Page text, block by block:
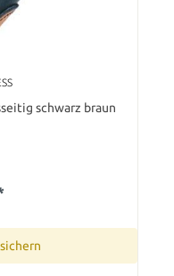
schwarz braun